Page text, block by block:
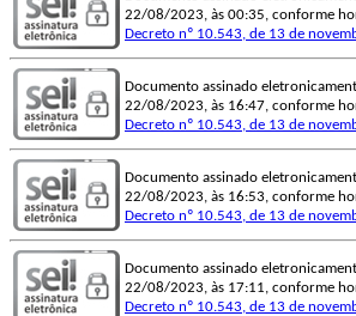
22/08/2023, às 00:35, conforme
Decreto nº 10.543, de 13 de
Documento assinado
22/08/2023, às 16:47, conforme
Decreto nº 10.543, de 13 de
Documento assinado
22/08/2023, às 16:53, conforme
Decreto nº 10.543, de 13 de
Documento assinado
22/08/2023, às 17:11, conforme
Decreto nº 10.543, de 13 de